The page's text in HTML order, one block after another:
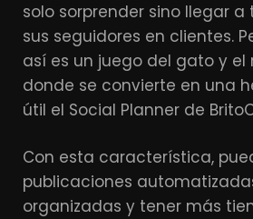
solo sorprender sino llegar
sus seguidores en clientes.
así es un juego del gato y el
donde se convierte en una
útil el Social Planner de
Con esta característica,
publicaciones
organizadas y tener más